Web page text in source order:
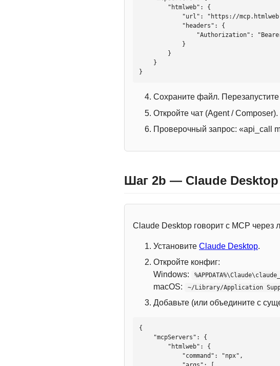
}
Сохраните файл.
Откройте чат (Agent /
Проверочный запрос: «api_call
Шаг 2b — Claude Desktop
Claude Desktop говорит с MCP через
Установите Claude Desktop.
Откройте конфиг:
Windows:
macOS: ~/Library/Application
Добавьте (или объедините с
{